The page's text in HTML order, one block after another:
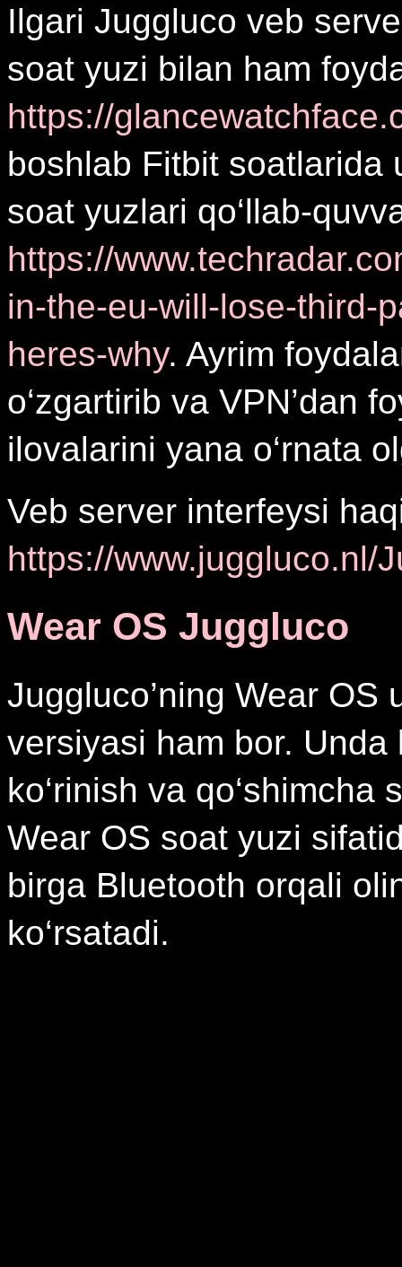
Ilgari Juggluco veb
soat yuzi bilan ham
https://
boshlab Fitbit soatlarida
soat yuzlari qo‘llab-
https://
in-the-eu-will-lose-third-
heres-why. Ayrim
o‘zgartirib va VPN’dan
ilovalarini yana o‘rnata
Veb server interfeysi
https://www.juggluco.nl/
Wear OS Juggluco
Juggluco’ning Wear
versiyasi ham bor.
ko‘rinish va
Wear OS soat yuzi
birga Bluetooth orqali
ko‘rsatadi.